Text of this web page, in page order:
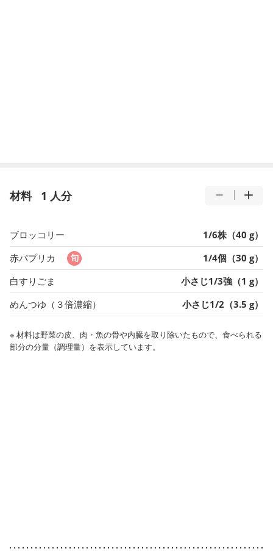
材料 1 人分
ブロッコリー
1/6株（40 g）
赤パプリカ
1/4個（30 g）
白すりごま
小さじ1/3強（1 g）
めんつゆ（３倍濃縮）
小さじ1/2（3.5 g）
※ 材料は野菜の皮、肉・魚の骨や内臓を取り除いたもので、食べられる
部分の分量（調理量）を表示しています。